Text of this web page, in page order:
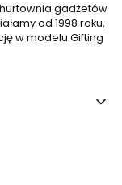
gadżetów
od 1998 roku,
w modelu Gifting